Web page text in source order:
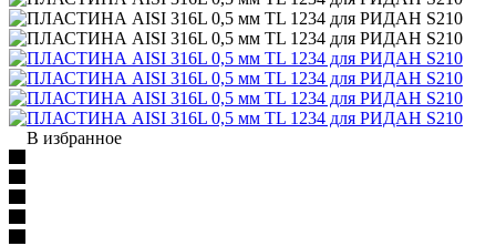
В избранное